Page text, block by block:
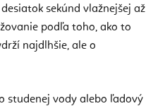
sekúnd vlažnejšej až
podľa toho, ako to
najdlhšie, ale o
studenej vody alebo ľadový